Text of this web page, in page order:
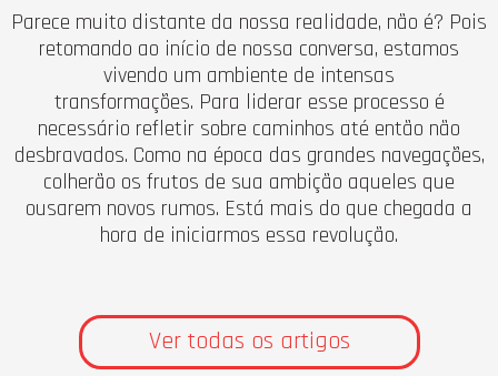
Parece muito distante da nossa realidade, não é? Pois
retomando ao início de nossa conversa, estamos
vivendo um ambiente de intensas
transformações. Para liderar esse processo é
necessário refletir sobre caminhos até então não
desbravados. Como na época das grandes navegações,
colherão os frutos de sua ambição aqueles que
ousarem novos rumos. Está mais do que chegada a
hora de iniciarmos essa revolução.
Ver todas os artigos